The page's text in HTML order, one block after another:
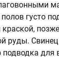
густо
руды.
подводка